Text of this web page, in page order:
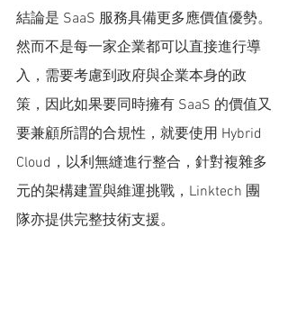
結論是 SaaS 服務具備更多應價值優勢。
然而不是每一家企業都可以直接進行導
入，需要考慮到政府與企業本身的政
策，因此如果要同時擁有 SaaS 的價值又
要兼顧所謂的合規性，就要使用 Hybrid
Cloud，以利無縫進行整合，針對複雜多
元的架構建置與維運挑戰，Linktech 團
隊亦提供完整技術支援。